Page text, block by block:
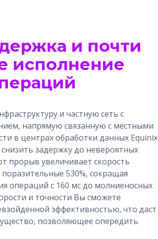
и почти
исполнение
и частную сеть с
напрямую связанную с местными
в центрах обработки данных Equinix
задержку до невероятных
прорыв увеличивает скорость
530%, сокращая
операций с 160 мс до молниеносных
и точности Вы сможете
эффективностью, что даст
позволяющее опередить